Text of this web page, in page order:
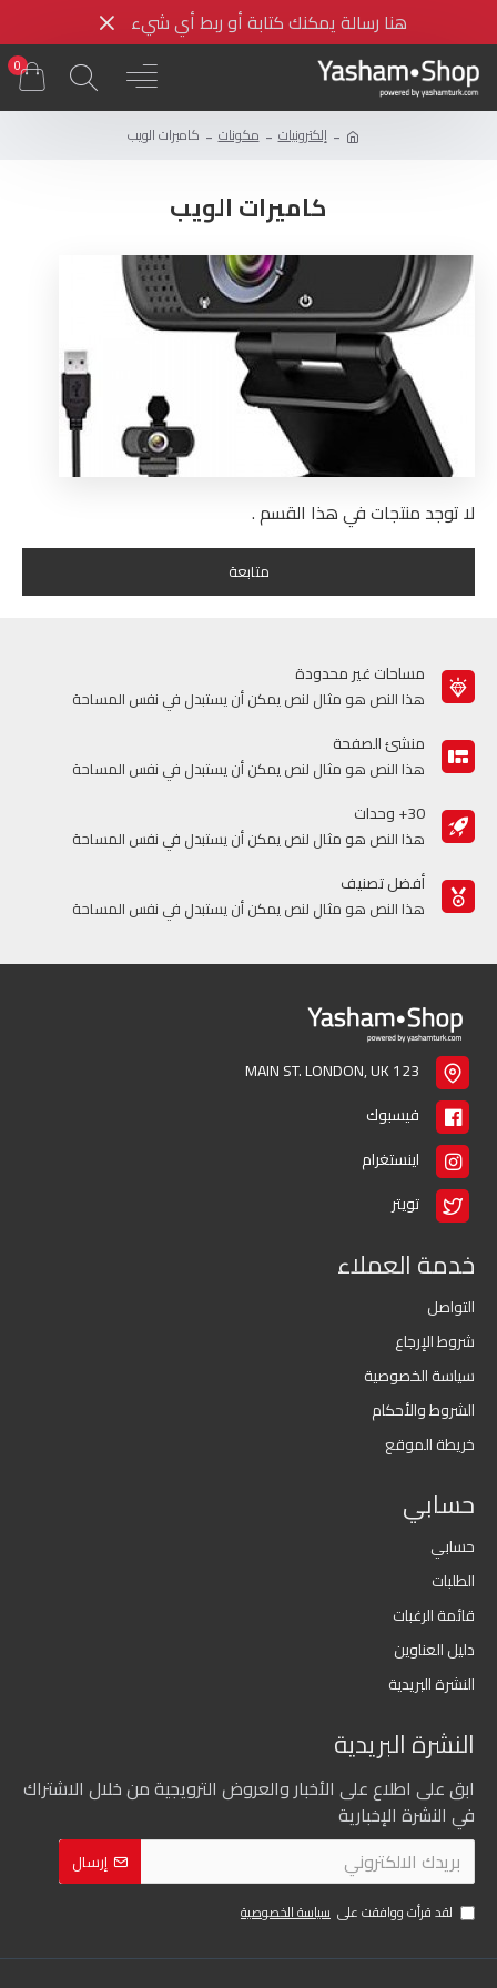
هنا رسالة يمكنك كتابة أو ربط أي شيء
0
إلكترونيات مكونات كاميرات الويب
كاميرات الويب
لا توجد منتجات في هذا القسم .
متابعة
مساحات غير محدودة
هذا النص هو مثال لنص يمكن أن يستبدل في نفس المساحة
منشئ الصفحة
هذا النص هو مثال لنص يمكن أن يستبدل في نفس المساحة
30+ وحدات
هذا النص هو مثال لنص يمكن أن يستبدل في نفس المساحة
أفضل تصنيف
هذا النص هو مثال لنص يمكن أن يستبدل في نفس المساحة
123 MAIN ST. LONDON, UK
فيسبوك
اينستغرام
تويتر
خدمة العملاء
التواصل
شروط الإرجاع
سياسة الخصوصية
الشروط والأحكام
خريطة الموقع
حسابي
حسابي
الطلبات
قائمة الرغبات
دليل العناوين
النشرة البريدية
النشرة البريدية
ابق على اطلاع على الأخبار والعروض الترويجية من خلال الاشتراك
في النشرة الإخبارية
إرسال
لقد قرأت ووافقت على سياسة الخصوصية